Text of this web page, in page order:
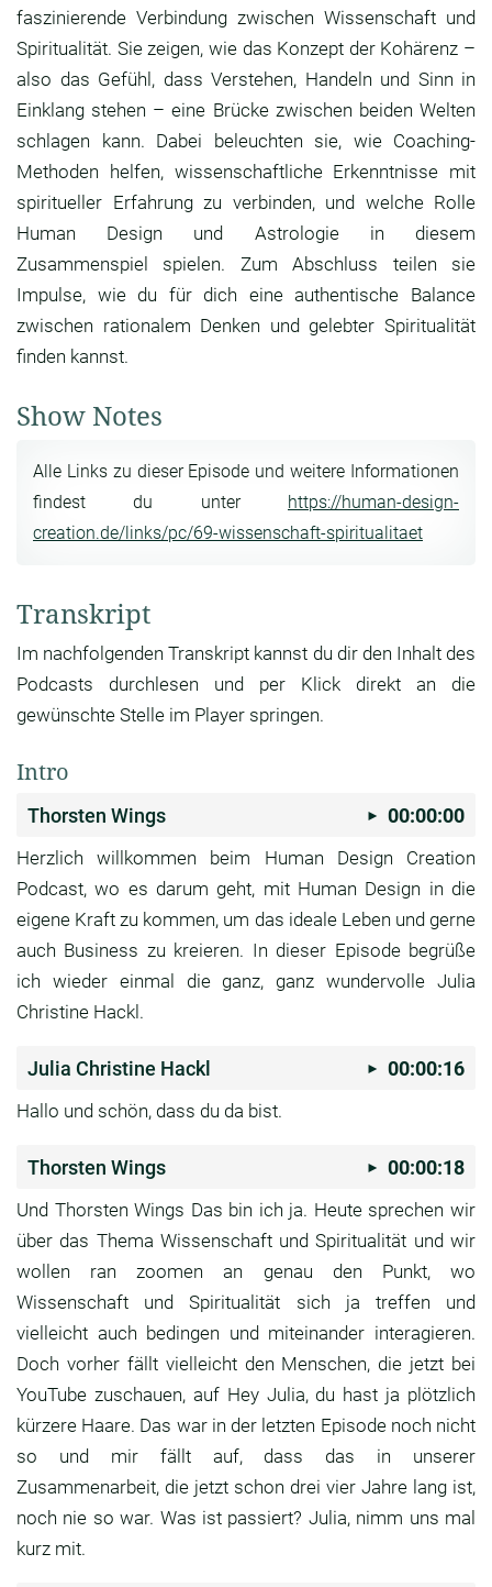
faszinierende Verbindung zwischen Wissenschaft und
Spiritualität. Sie zeigen, wie das Konzept der Kohärenz –
also das Gefühl, dass Verstehen, Handeln und Sinn in
Einklang stehen – eine Brücke zwischen beiden Welten
schlagen kann. Dabei beleuchten sie, wie Coaching-
Methoden helfen, wissenschaftliche Erkenntnisse mit
spiritueller Erfahrung zu verbinden, und welche Rolle
Human Design und Astrologie in diesem
Zusammenspiel spielen. Zum Abschluss teilen sie
Impulse, wie du für dich eine authentische Balance
zwischen rationalem Denken und gelebter Spiritualität
finden kannst.
Show Notes
Alle Links zu dieser Episode und weitere Informationen
findest du unter https://human-design-
creation.de/links/pc/69-wissenschaft-spiritualitaet
Transkript
Im nachfolgenden Transkript kannst du dir den Inhalt des
Podcasts durchlesen und per Klick direkt an die
gewünschte Stelle im Player springen.
Intro
Thorsten Wings 00:00:00
Herzlich willkommen beim Human Design Creation
Podcast, wo es darum geht, mit Human Design in die
eigene Kraft zu kommen, um das ideale Leben und gerne
auch Business zu kreieren. In dieser Episode begrüße
ich wieder einmal die ganz, ganz wundervolle Julia
Christine Hackl.
Julia Christine Hackl 00:00:16
Hallo und schön, dass du da bist.
Thorsten Wings 00:00:18
Und Thorsten Wings Das bin ich ja. Heute sprechen wir
über das Thema Wissenschaft und Spiritualität und wir
wollen ran zoomen an genau
den Punkt, wo
Wissenschaft und Spiritualität sich
ja treffen und
vielleicht auch bedingen und miteinander interagieren.
Doch vorher fällt vielleicht den Menschen, die jetzt bei
YouTube zuschauen, auf Hey Julia, du hast ja plötzlich
kürzere Haare. Das war in der letzten Episode noch nicht
so und
mir fällt auf, dass das in unserer
Zusammenarbeit, die jetzt schon drei vier Jahre lang ist,
noch nie so war. Was ist passiert? Julia, nimm uns mal
kurz mit.